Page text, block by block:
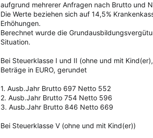
aufgrund mehrerer Anfragen nach Brutto und
Die Werte beziehen sich auf 14,5%
Erhöhungen.
Berechnet wurde die
Situation.
Bei Steuerklasse I und II (ohne und mit
Beträge in EURO, gerundet
1. Ausb.Jahr Brutto 697 Netto 552
2. Ausb.Jahr Brutto 754 Netto 596
3. Ausb.Jahr Brutto 846 Netto 669
Bei Steuerklasse V (ohne und mit Kind(er))